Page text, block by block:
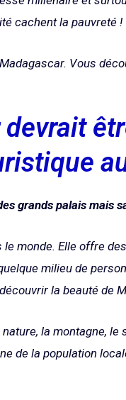
cachent la pauvreté !
Vous
grands palais mais
monde. Elle offre
milieu de
la beauté de
la montagne, le
de la population